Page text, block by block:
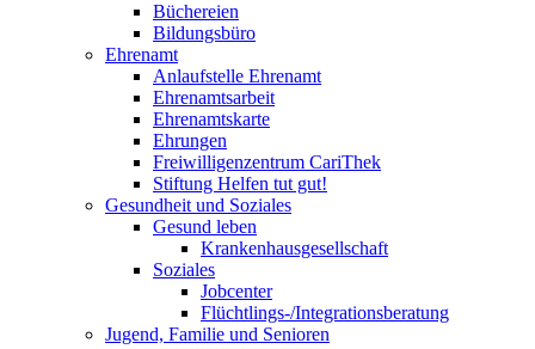
Büchereien
Bildungsbüro
Ehrenamt
Anlaufstelle Ehrenamt
Ehrenamtsarbeit
Ehrenamtskarte
Ehrungen
Freiwilligenzentrum CariThek
Stiftung Helfen tut gut!
Gesundheit und Soziales
Gesund leben
Krankenhausgesellschaft
Soziales
Jobcenter
Flüchtlings-/Integrationsberatung
Jugend, Familie und Senioren